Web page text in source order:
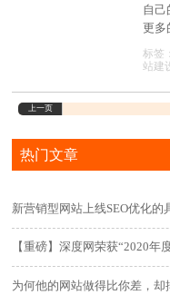
自己
更多
意
才能
标签：
站建
上一页
热门文章
新营销型网站上线SEO优化的
【重磅】深度网荣获“2020
为何他的网站做得比你差，却